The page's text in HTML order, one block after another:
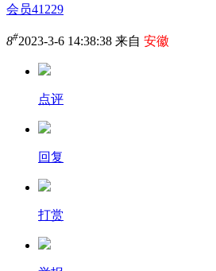
会员41229
8#2023-3-6 14:38:38 来自 安徽
点评
回复
打赏